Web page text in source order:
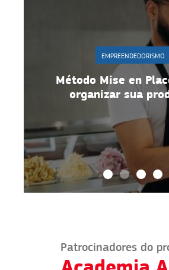
EMPREENDEDORISMO
Método Mise en
organizar sua
Patrocinadores do